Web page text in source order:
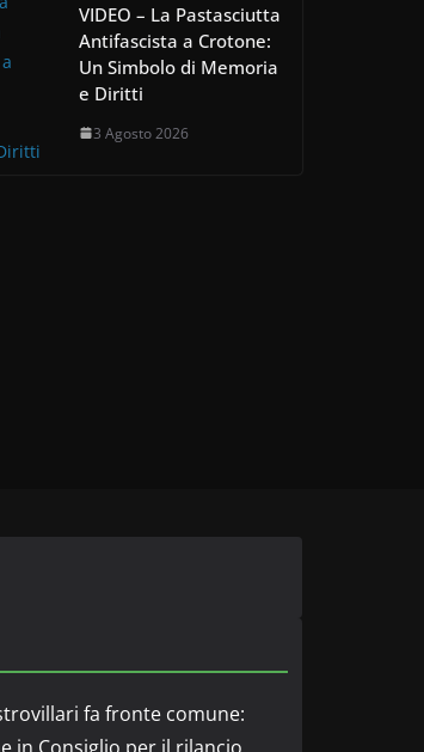
VIDEO – La Pastasciutta
Antifascista a Crotone:
Un Simbolo di Memoria
e Diritti
3 Agosto 2026